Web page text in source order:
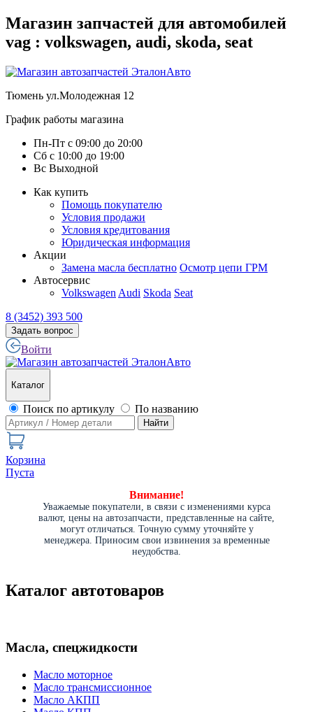
Магазин запчастей для автомобилей
vag : volkswagen, audi, skoda, seat
Тюмень ул.Молодежная 12
График работы магазина
Пн-Пт с 09:00 до 20:00
Сб с 10:00 до 19:00
Вс Выходной
Как купить
Помощь покупателю
Условия продажи
Условия кредитования
Юридическая информация
Акции
Замена масла бесплатно Осмотр цепи ГРМ
Автосервис
Volkswagen Audi Skoda Seat
8 (3452) 393 500
Задать вопрос
Войти
Каталог
Поиск по артикулу По названию
Найти
Корзина
Пуста
Внимание!
Уважаемые покупатели, в связи с изменениями курса
валют, цены на автозапчасти, представленные на сайте,
могут отличаться. Точную сумму уточняйте у
менеджера. Приносим свои извинения за временные
неудобства.
Каталог автотоваров
Масла, спецжидкости
Масло моторное
Масло трансмиссионное
Масло АКПП